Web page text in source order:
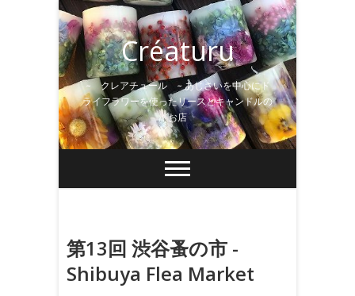
Skip
to
content
Créaturu
~ クレアチュール ~ あじさいを中心にド
ライフラワーを使ったリースとキャンドルの
お店
第13回 渋谷蚤の市 -
Shibuya Flea Market